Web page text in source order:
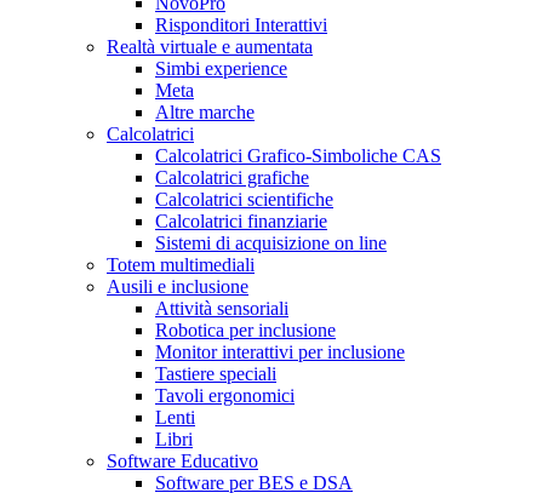
Risponditori Interattivi
Realtà virtuale e aumentata
Simbi experience
Meta
Altre marche
Calcolatrici
Calcolatrici Grafico-Simboliche CAS
Calcolatrici grafiche
Calcolatrici scientifiche
Calcolatrici finanziarie
Sistemi di acquisizione on line
Totem multimediali
Ausili e inclusione
Attività sensoriali
Robotica per inclusione
Monitor interattivi per inclusione
Tastiere speciali
Tavoli ergonomici
Lenti
Libri
Software Educativo
Software per BES e DSA